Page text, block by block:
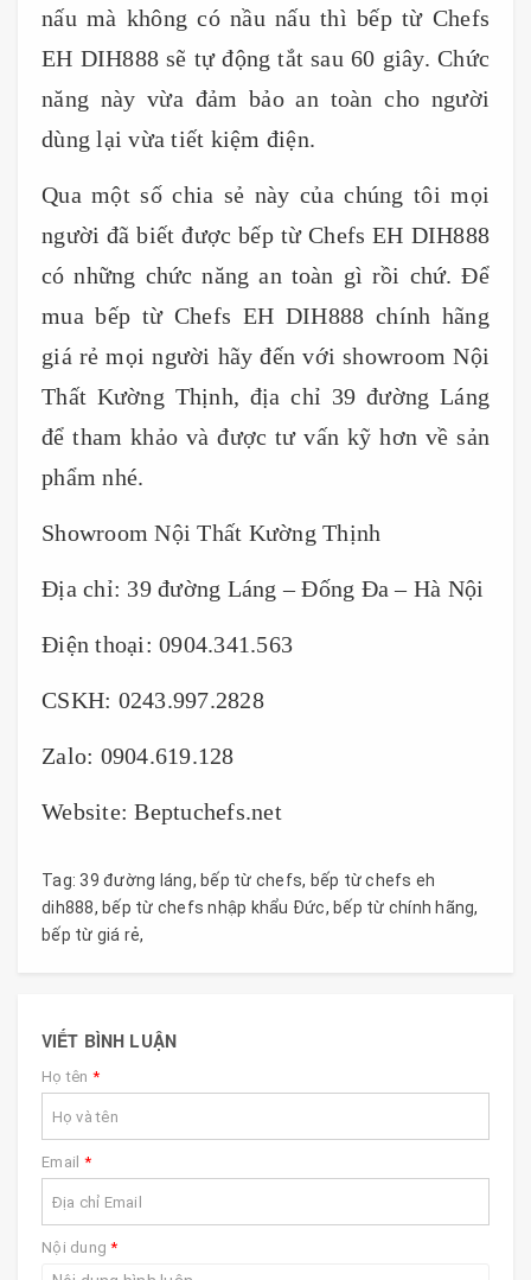
nấu mà không có nầu nấu thì bếp từ Chefs
EH DIH888 sẽ tự động tắt sau 60 giây. Chức
năng này vừa đảm bảo an toàn cho người
dùng lại vừa tiết kiệm điện.
Qua một số chia sẻ này của chúng tôi mọi
người đã biết được bếp từ Chefs EH DIH888
có những chức năng an toàn gì rồi chứ. Để
mua bếp từ Chefs EH DIH888 chính hãng
giá rẻ mọi người hãy đến với showroom Nội
Thất Kường Thịnh, địa chỉ 39 đường Láng
để tham khảo và được tư vấn kỹ hơn về sản
phẩm nhé.
Showroom Nội Thất Kường Thịnh
Địa chỉ: 39 đường Láng – Đống Đa – Hà Nội
Điện thoại: 0904.341.563
CSKH: 0243.997.2828
Zalo: 0904.619.128
Website: Beptuchefs.net
Tag: 39 đường láng, bếp từ chefs, bếp từ chefs eh
dih888, bếp từ chefs nhập khẩu Đức, bếp từ chính hãng,
bếp từ giá rẻ,
VIẾT BÌNH LUẬN
Họ tên *
Email *
Nội dung*